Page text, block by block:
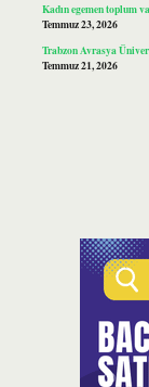
Kadın egemen toplum
Temmuz 23, 2026
Trabzon Avrasya
Temmuz 21, 2026